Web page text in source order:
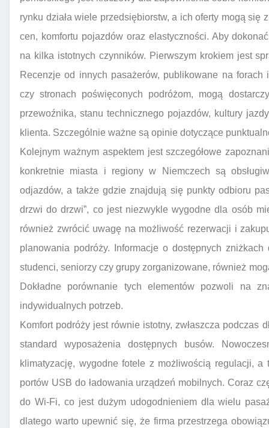
rynku działa wiele przedsiębiorstw, a ich oferty mogą się
cen, komfortu pojazdów oraz elastyczności. Aby
na kilka istotnych czynników. Pierwszym krokiem jest
Recenzje od innych pasażerów, publikowane na forach
czy stronach poświęconych podróżom, mogą
przewoźnika, stanu technicznego pojazdów, kultury
klienta. Szczególnie ważne są opinie dotyczące
Kolejnym ważnym aspektem jest szczegółowe
konkretnie miasta i regiony w Niemczech są
odjazdów, a także gdzie znajdują się punkty odbioru
drzwi do drzwi”, co jest niezwykle wygodne dla osób
również zwrócić uwagę na możliwość rezerwacji i
planowania podróży. Informacje o dostępnych
studenci, seniorzy czy grupy zorganizowane, również
Dokładne porównanie tych elementów pozwoli na
indywidualnych potrzeb.
Komfort podróży jest równie istotny, zwłaszcza podczas
standard wyposażenia dostępnych busów.
klimatyzację, wygodne fotele z możliwością regulacji,
portów USB do ładowania urządzeń mobilnych. Coraz
do Wi-Fi, co jest dużym udogodnieniem dla wielu
dlatego warto upewnić się, że firma przestrzega